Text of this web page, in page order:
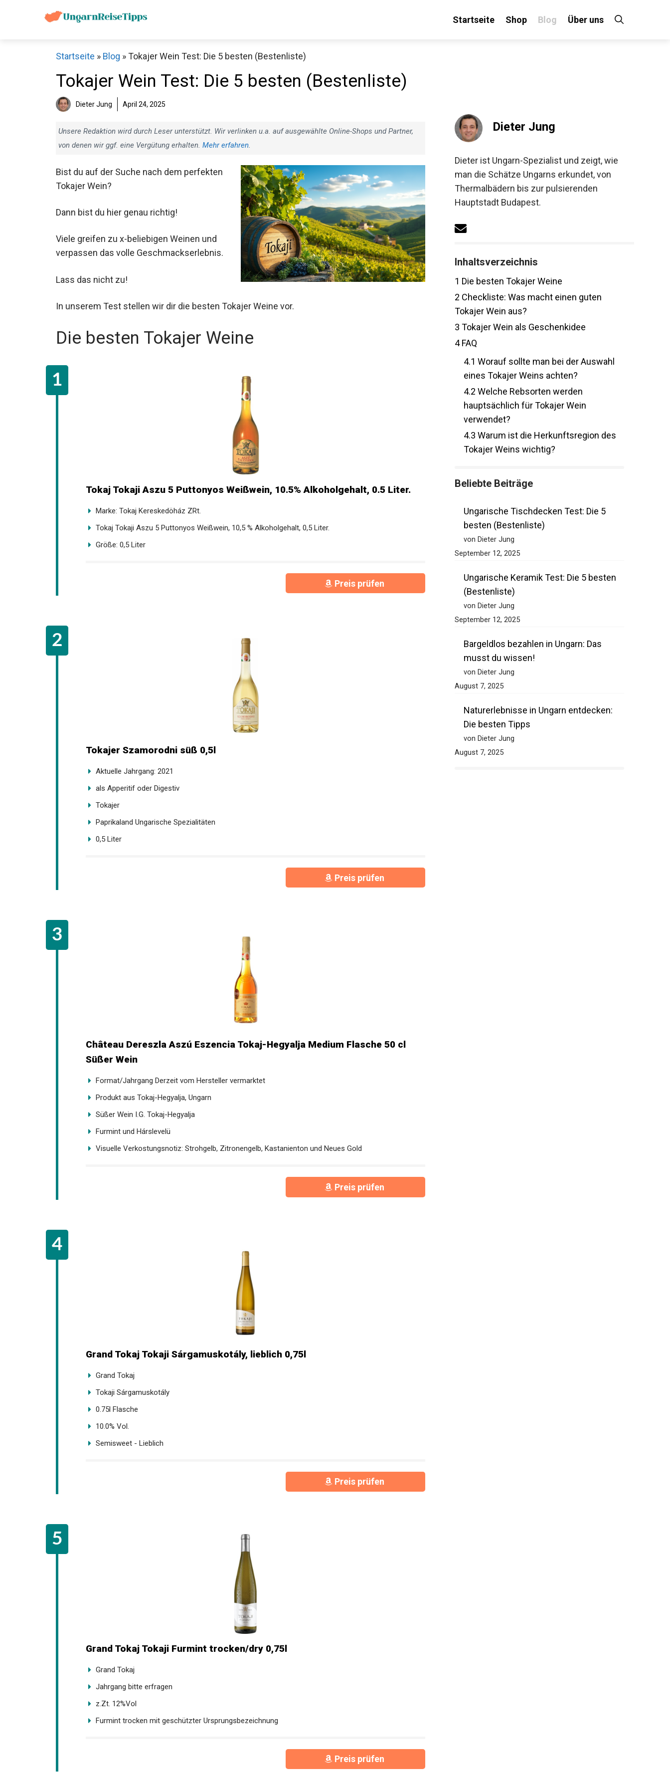
Startseite Shop Blog Über uns
Startseite » Blog »Tokajer Wein Test: Die 5 besten (Bestenliste)
Tokajer Wein Test: Die 5 besten (Bestenliste)
Dieter Jung April 24, 2025
Unsere Redaktion wird durch Leser unterstützt. Wir verlinken u.a. auf ausgewählte Online-Shops und Partner,
von denen wir ggf. eine Vergütung erhalten. Mehr erfahren.
Bist du auf der Suche nach dem perfekten
Tokajer Wein?
Dann bist du hier genau richtig!
Viele greifen zu x-beliebigen Weinen und
verpassen das volle Geschmackserlebnis.
Lass das nicht zu!
In unserem Test stellen wir dir die besten Tokajer Weine vor.
Die besten Tokajer Weine
Tokaj Tokaji Aszu 5 Puttonyos Weißwein, 10.5% Alkoholgehalt, 0.5 Liter.
Marke: Tokaj Kereskedöház ZRt.
Tokaj Tokaji Aszu 5 Puttonyos Weißwein, 10,5 % Alkoholgehalt, 0,5 Liter.
Größe: 0,5 Liter
Preis prüfen
Tokajer Szamorodni süß 0,5l
Aktuelle Jahrgang: 2021
als Apperitif oder Digestiv
Tokajer
Paprikaland Ungarische Spezialitäten
0,5 Liter
Preis prüfen
Château Dereszla Aszú Eszencia Tokaj-Hegyalja Medium Flasche 50 cl
Süßer Wein
Format/Jahrgang Derzeit vom Hersteller vermarktet
Produkt aus Tokaj-Hegyalja, Ungarn
Süßer Wein I.G. Tokaj-Hegyalja
Furmint und Hárslevelü
Visuelle Verkostungsnotiz: Strohgelb, Zitronengelb, Kastanienton und Neues Gold
Preis prüfen
Grand Tokaj Tokaji Sárgamuskotály, lieblich 0,75l
Grand Tokaj
Tokaji Sárgamuskotály
0.75l Flasche
10.0% Vol.
Semisweet - Lieblich
Preis prüfen
Grand Tokaj Tokaji Furmint trocken/dry 0,75l
Grand Tokaj
Jahrgang bitte erfragen
z.Zt. 12%Vol
Furmint trocken mit geschützter Ursprungsbezeichnung
Preis prüfen
Dieter Jung
Dieter ist Ungarn-Spezialist und zeigt, wie
man die Schätze Ungarns erkundet, von
Thermalbädern bis zur pulsierenden
Hauptstadt Budapest.
Inhaltsverzeichnis
1 Die besten Tokajer Weine
2 Checkliste: Was macht einen guten
Tokajer Wein aus?
3 Tokajer Wein als Geschenkidee
4FAQ
4.1 Worauf sollte man bei der Auswahl
eines Tokajer Weins achten?
4.2 Welche Rebsorten werden
hauptsächlich für Tokajer Wein
verwendet?
4.3 Warum ist die Herkunftsregion des
Tokajer Weins wichtig?
Beliebte Beiträge
Ungarische Tischdecken Test: Die 5
besten (Bestenliste)
von Dieter Jung
September 12, 2025
Ungarische Keramik Test: Die 5 besten
(Bestenliste)
von Dieter Jung
September 12, 2025
Bargeldlos bezahlen in Ungarn: Das
musst du wissen!
von Dieter Jung
August 7, 2025
Naturerlebnisse in Ungarn entdecken:
Die besten Tipps
von Dieter Jung
August 7, 2025